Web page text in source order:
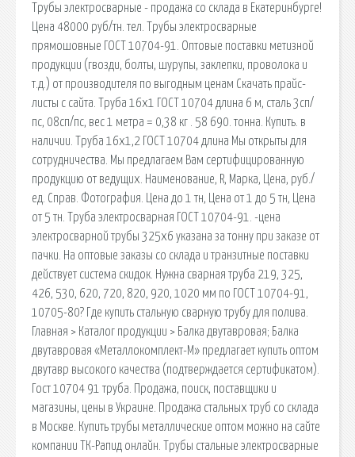
Трубы электросварные - продажа со склада в Екатеринбурге!
Цена 48000 руб/тн. тел. Трубы электросварные
прямошовные ГОСТ 10704-91. Оптовые поставки метизной
продукции (гвозди, болты, шурупы, заклепки, проволока и
т.д.) от производителя по выгодным ценам Скачать прайс-
листы с сайта. Труба 16х1 ГОСТ 10704 длина 6 м, сталь 3сп/
пс, 08сп/пс, вес 1 метра = 0,38 кг . 58 690. тонна. Купить. в
наличии. Труба 16х1,2 ГОСТ 10704 длина Мы открыты для
сотрудничества. Мы предлагаем Вам сертифицированную
продукцию от ведущих. Наименование, R, Марка, Цена, руб./
ед. Справ. Фотография. Цена до 1 тн, Цена от 1 до 5 тн, Цена
от 5 тн. Труба электросварная ГОСТ 10704-91. -цена
электросварной трубы 325х6 указана за тонну при заказе от
пачки. На оптовые заказы со склада и транзитные поставки
действует система скидок. Нужна сварная труба 219, 325,
426, 530, 620, 720, 820, 920, 1020 мм по ГОСТ 10704-91,
10705-80? Где купить стальную сварную трубу для полива.
Главная > Каталог продукции > Балка двутавровая; Балка
двутавровая «Металлокомплект-М» предлагает купить оптом
двутавр высокого качества (подтверждается сертификатом).
Гост 10704 91 труба. Продажа, поиск, поставщики и
магазины, цены в Украине. Продажа стальных труб со склада
в Москве. Купить трубы металлические оптом можно на сайте
компании ТК-Рапид онлайн. Трубы стальные электросварные